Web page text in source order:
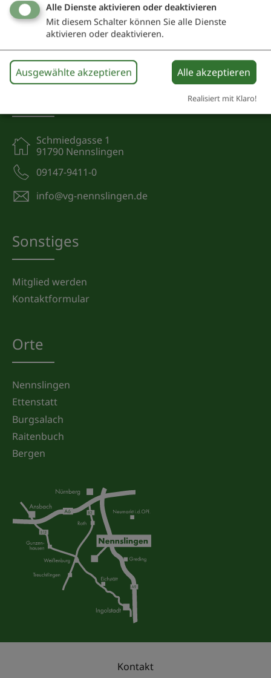
Schmiedgasse 1
91790 Nennslingen
09147-9411-0
info@vg-nennslingen.de
Sonstiges
Mitglied werden
Kontaktformular
Orte
Nennslingen
Ettenstatt
Burgsalach
Raitenbuch
Bergen
Kontakt
Alle Dienste aktivieren oder deaktivieren
Mit diesem Schalter können Sie alle Dienste
aktivieren oder deaktivieren.
Ausgewählte akzeptieren Alle akzeptieren
Realisiert mit Klaro!